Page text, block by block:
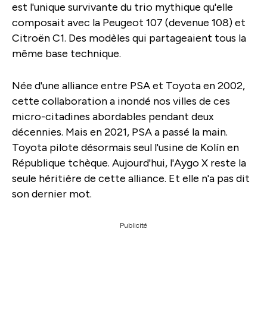
est l'unique survivante du trio mythique qu'elle
composait avec la Peugeot 107 (devenue 108) et
Citroën C1. Des modèles qui partageaient tous la
même base technique.
Née d'une alliance entre PSA et Toyota en 2002,
cette collaboration a inondé nos villes de ces
micro-citadines abordables pendant deux
décennies. Mais en 2021, PSA a passé la main.
Toyota pilote désormais seul l'usine de Kolín en
République tchèque. Aujourd'hui, l'Aygo X reste la
seule héritière de cette alliance. Et elle n'a pas dit
son dernier mot.
Publicité